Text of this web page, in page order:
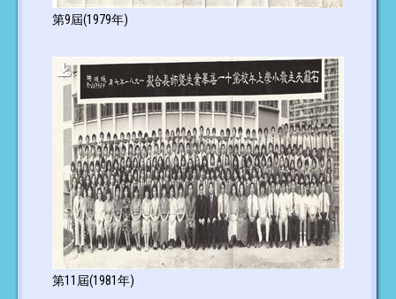
第9屆(1979年)
第11屆(1981年)